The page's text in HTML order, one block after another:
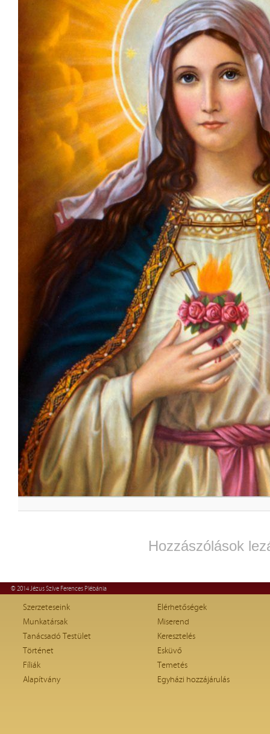
Hozzászólások
© 2014 Jézus Szíve Ferences Plébánia
Szerzeteseink
Munkatársak
Tanácsadó Testület
Történet
Fíliák
Alapítvány
Elérhetőségek
Miserend
Keresztelés
Esküvő
Temetés
Egyházi hozzájárulás